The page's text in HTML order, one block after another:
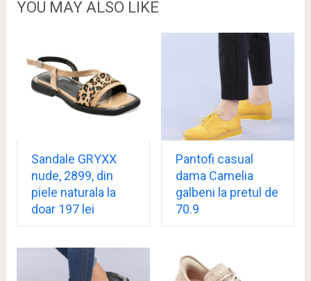
YOU MAY ALSO LIKE
Sandale GRYXX
nude, 2899, din
piele naturala la
doar 197 lei
Pantofi casual
dama Camelia
galbeni la pretul de
70.9